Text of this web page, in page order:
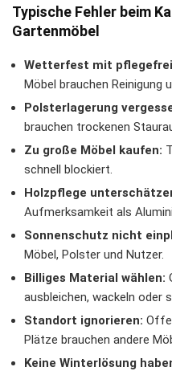
Typische Fehler beim
Gartenmöbel
Wetterfest mit
Möbel brauchen Reinigung
Polsterlagerung
brauchen trockenen
Zu große Möbel kaufen:
schnell blockiert.
Holzpflege
Aufmerksamkeit als
Sonnenschutz nicht
Möbel, Polster und Nutzer.
Billiges Material wählen:
ausbleichen, wackeln oder
Standort ignorieren:
Plätze brauchen andere
Keine Winterlösung